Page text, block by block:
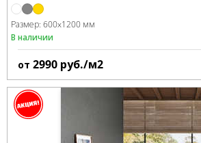
Размер: 600x1200 мм
В наличии
от 2990 руб./м2